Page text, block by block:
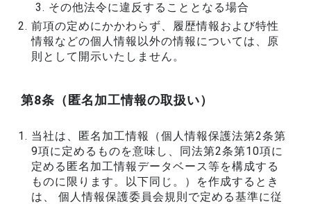
その他法令に違反することとなる場合
前項の定めにかかわらず、履歴情報および特性
情報などの個人情報以外の情報については、原
則として開示いたしません。
第8条（匿名加工情報の取扱い）
当社は、匿名加工情報（個人情報保護法第2条第
9項に定めるものを意味し、同法第2条第10項に
定める匿名加工情報データベース等を構成する
ものに限ります。以下同じ。）を作成するとき
は、 個人情報保護委員会規則で定める基準に従